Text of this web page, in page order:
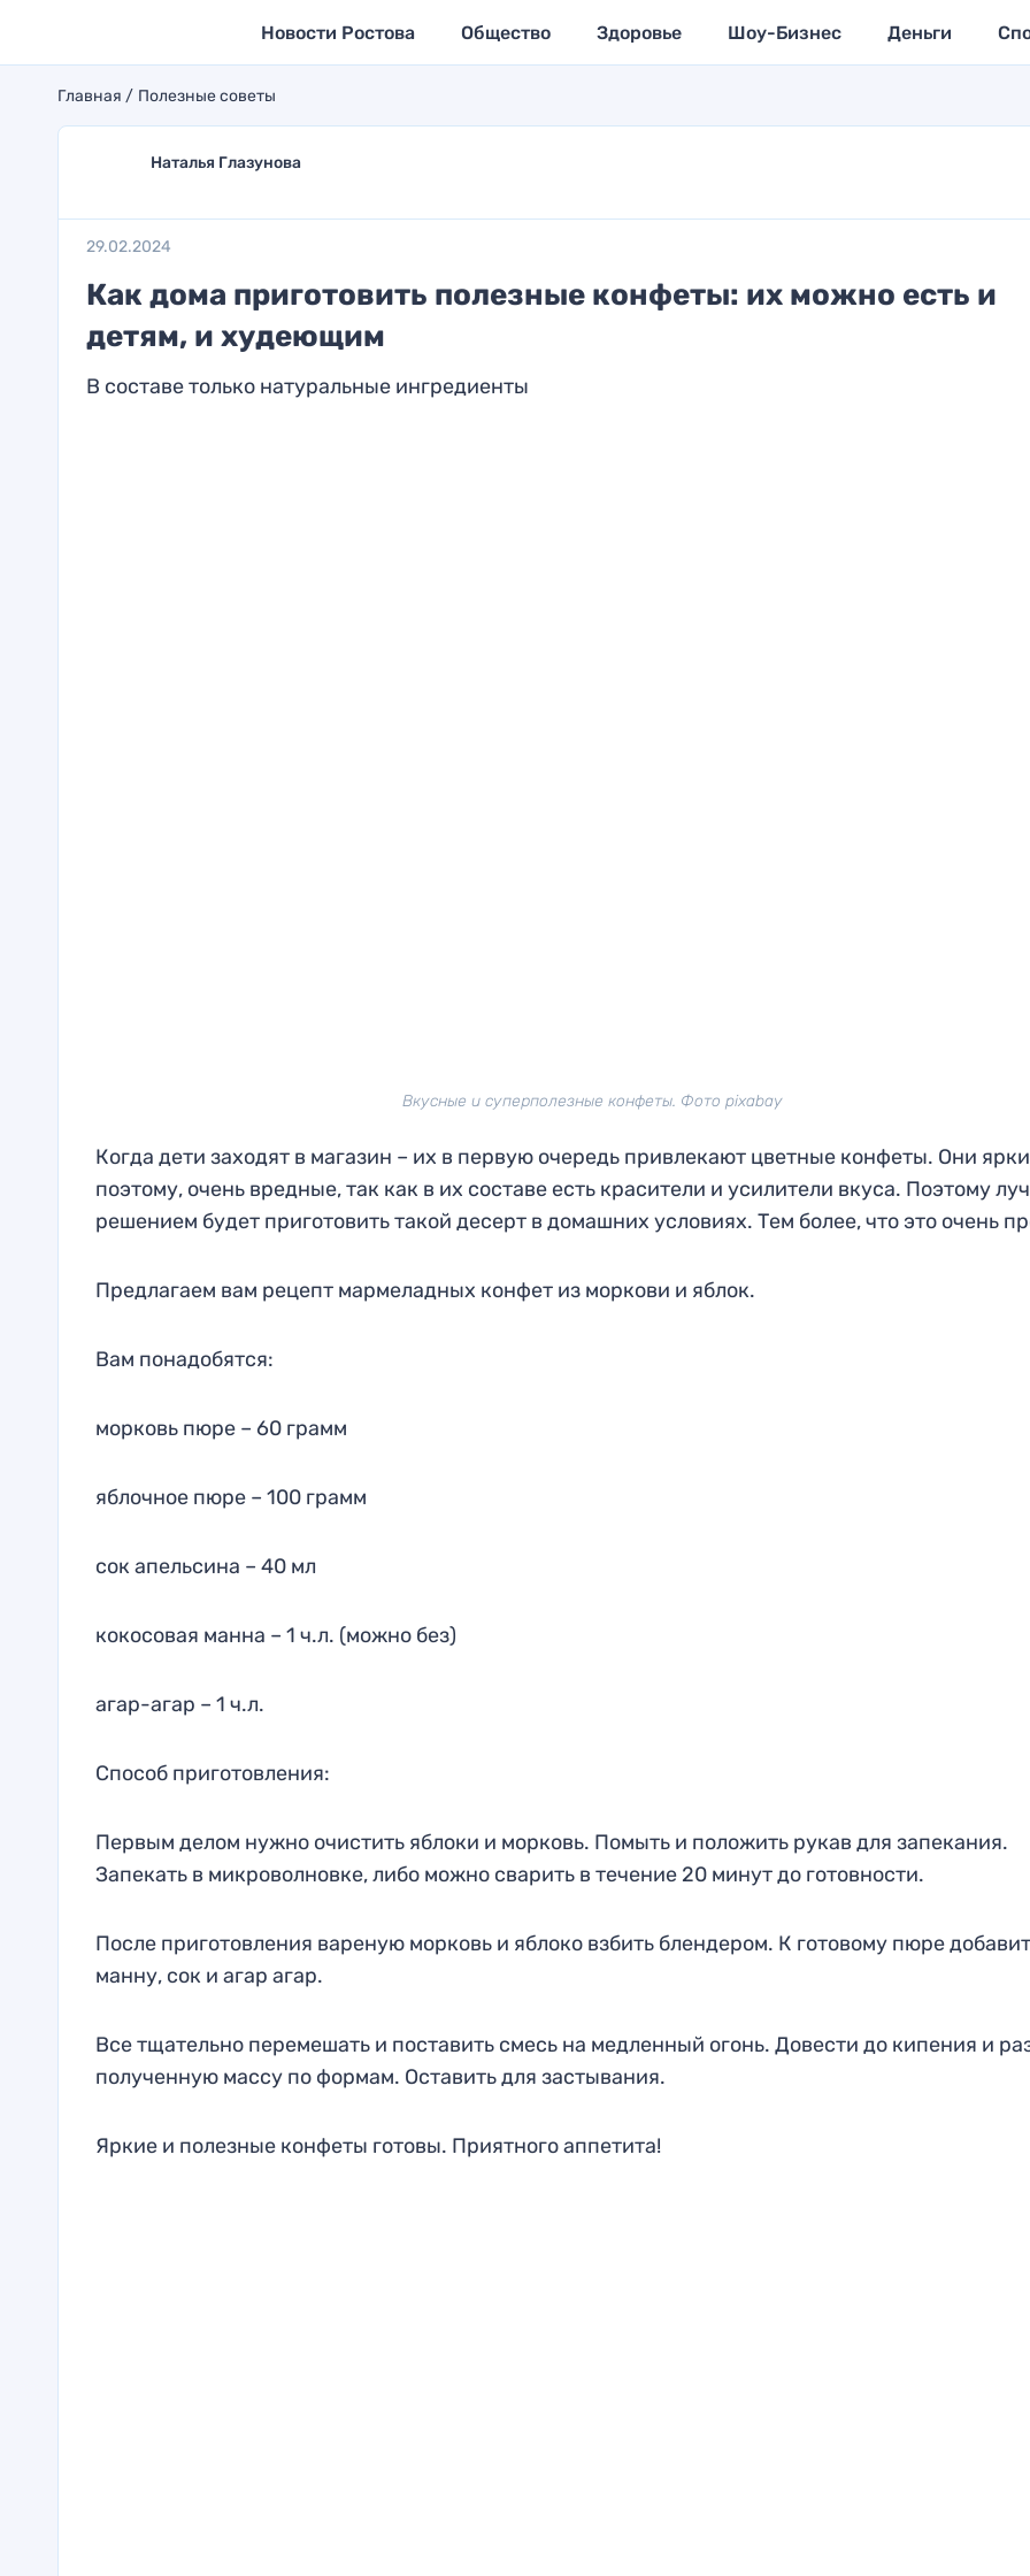
Новости Ростова Общество Здоровье Шоу-Бизнес Деньги
Главная Полезные советы
Наталья Глазунова
29.02.2024
Как дома приготовить полезные конфеты: их можно есть и
детям, и худеющим
В составе только натуральные ингредиенты
Вкусные и суперполезные конфеты. Фото pixabay
Когда дети заходят в магазин – их в первую очередь привлекают цветные конфеты. Они
поэтому, очень вредные, так как в их составе есть красители и усилители вкуса. Поэтому
решением будет приготовить такой десерт в домашних условиях. Тем более, что это очень
Предлагаем вам рецепт мармеладных конфет из моркови и яблок.
Вам понадобятся:
морковь пюре – 60 грамм
яблочное пюре – 100 грамм
сок апельсина – 40 мл
кокосовая манна – 1 ч.л. (можно без)
агар-агар – 1 ч.л.
Способ приготовления:
Первым делом нужно очистить яблоки и морковь. Помыть и положить рукав для запекания.
Запекать в микроволновке, либо можно сварить в течение 20 минут до готовности.
После приготовления вареную морковь и яблоко взбить блендером. К готовому пюре
манну, сок и агар агар.
Все тщательно перемешать и поставить смесь на медленный огонь. Довести до кипения и
полученную массу по формам. Оставить для застывания.
Яркие и полезные конфеты готовы. Приятного аппетита!